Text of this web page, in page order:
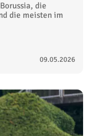
die
die meisten im
09.05.2026